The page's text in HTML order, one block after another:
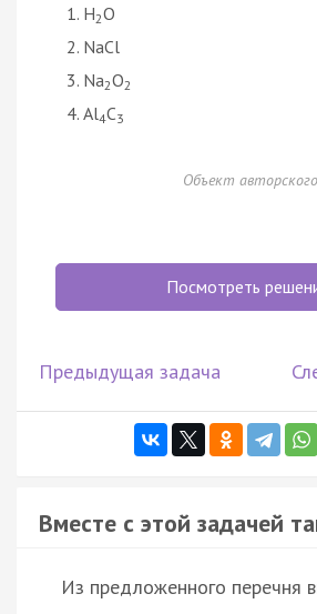
H2O
NaCl
Na2O2
Al4C3
Объект
Посмотреть
Предыдущая задача
Вместе с этой задачей
Из предложенного перечня